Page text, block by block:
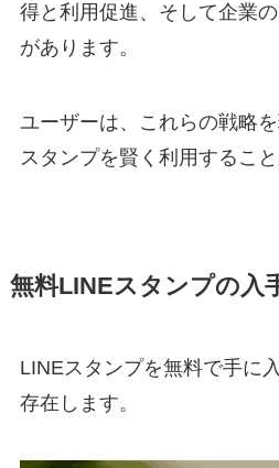
得と利用促進、そして企業
があります。
ユーザーは、これらの戦略
スタンプを賢く利用すること
無料LINEスタンプの入
LINEスタンプを無料で手に
存在します。